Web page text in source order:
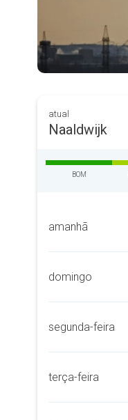
atual
Naaldwijk
BOM
amanhã
domingo
segunda-feira
terça-feira